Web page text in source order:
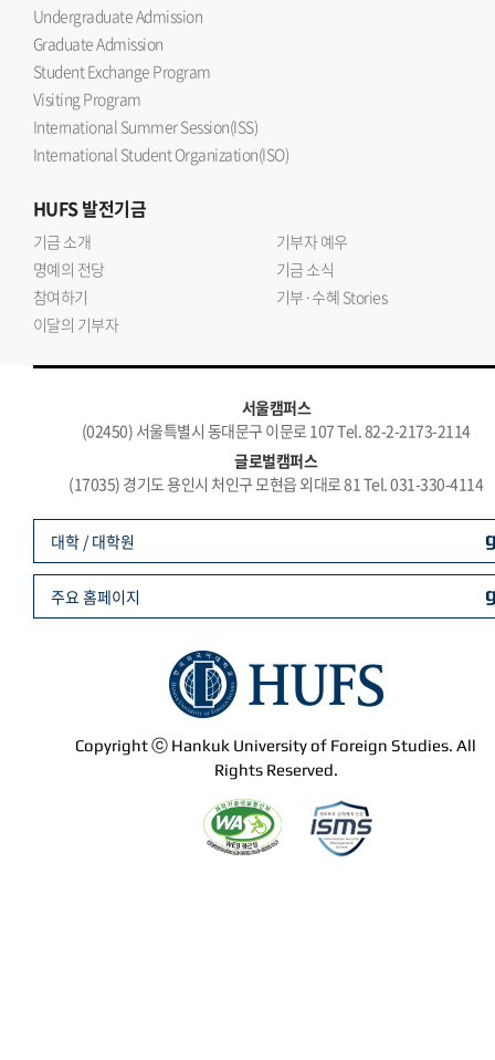
Undergraduate Admission
Graduate Admission
Student Exchange Program
Visiting Program
International Summer Session(ISS)
International Student Organization(ISO)
HUFS발전기금
기금 소개
기부자 예우
명예의 전당
기금 소식
참여하기
기부·수혜 Stories
이달의 기부자
서울캠퍼스
(02450) 서울특별시 동대문구 이문로 107 Tel. 82-2-2173-2114
글로벌캠퍼스
(17035) 경기도 용인시 처인구 모현읍 외대로 81 Tel. 031-330-4114
Copyright ⓒ Hankuk University of Foreign Studies. All
Rights Reserved.
대학 / 대학원
주요 홈페이지